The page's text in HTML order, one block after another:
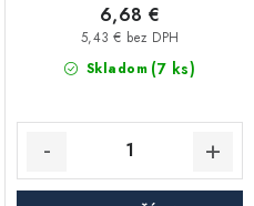
Skladom (7 ks)
5,43 € bez DPH
6,68 €